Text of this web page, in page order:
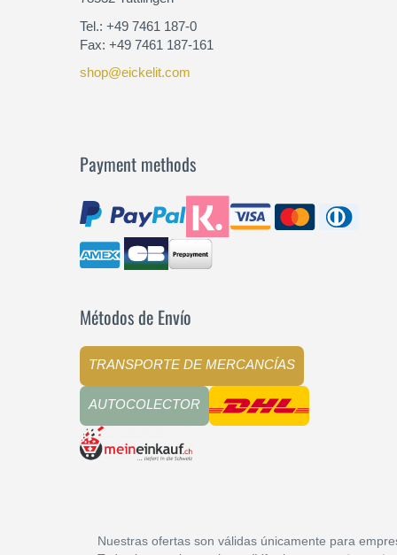
Tel.: +49 7461 187-0
Fax: +49 7461 187-161
shop@eickelit.com
Payment methods
Métodos de Envío
TRANSPORTE DE MERCANCÍAS
AUTOCOLECTOR
Nuestras ofertas son válidas únicamente para